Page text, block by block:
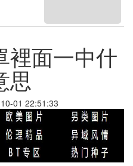
裡面一中什
思
01 22:51:33